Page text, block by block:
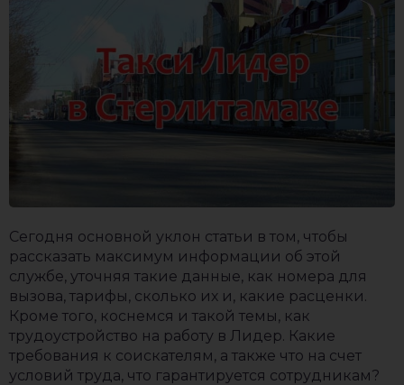
Сегодня основной уклон статьи в том, чтобы
рассказать максимум информации об этой
службе, уточняя такие данные, как номера для
вызова, тарифы, сколько их и, какие расценки.
Кроме того, коснемся и такой темы, как
трудоустройство на работу в Лидер. Какие
требования к соискателям, а также что на счет
условий труда, что гарантируется сотрудникам?